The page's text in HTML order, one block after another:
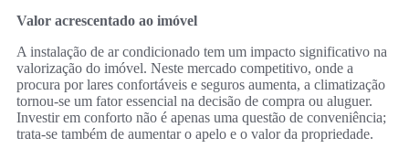
Valor acrescentado ao imóvel
A instalação de ar condicionado tem um impacto significativo na
valorização do imóvel. Neste mercado competitivo, onde a
procura por lares confortáveis e seguros aumenta, a climatização
tornou-se um fator essencial na decisão de compra ou aluguer.
Investir em conforto não é apenas uma questão de conveniência;
trata-se também de aumentar o apelo e o valor da propriedade.